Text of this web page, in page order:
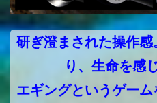
研ぎ澄まされた操作
り、生命を感
エギングというゲー